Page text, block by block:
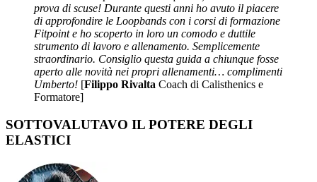
prova di scuse! Durante questi anni ho avuto il piacere
di approfondire le Loopbands con i corsi di formazione
Fitpoint e ho scoperto in loro un comodo e duttile
strumento di lavoro e allenamento. Semplicemente
straordinario. Consiglio questa guida a chiunque fosse
aperto alle novità nei propri allenamenti… complimenti
Umberto! [Filippo Rivalta Coach di Calisthenics e
Formatore]
SOTTOVALUTAVO IL POTERE DEGLI
ELASTICI